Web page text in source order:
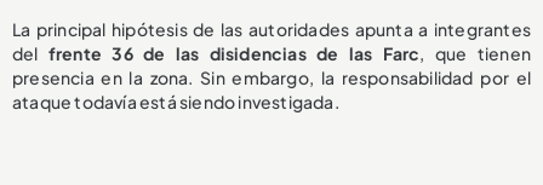
La principal hipótesis de las autoridades apunta a integrantes
del frente 36 de las disidencias de las Farc , que tienen
presencia en la zona. Sin embargo, la responsabilidad por el
ataque todavía está siendo investigada.